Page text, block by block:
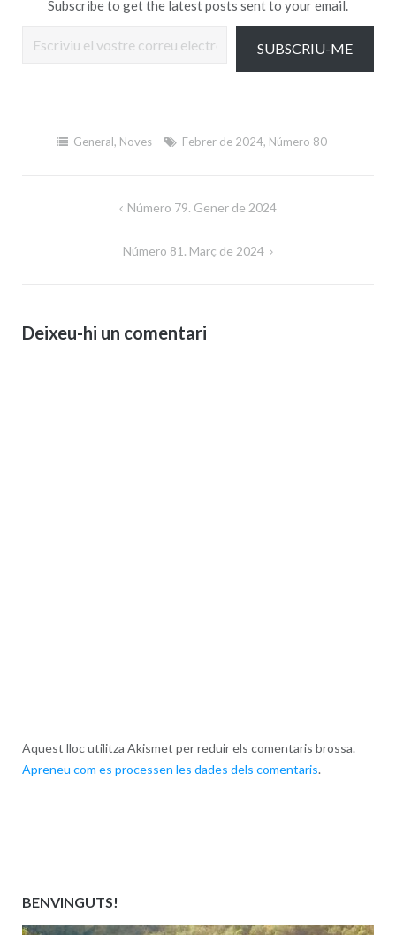
Subscribe to get the latest posts sent to your email.
SUBSCRIU-ME
General, Noves Febrer de 2024, Número 80
Número 79. Gener de 2024
Número 81. Març de 2024
Deixeu-hi un comentari
Aquest lloc utilitza Akismet per reduir els comentaris brossa.
Apreneu com es processen les dades dels comentaris.
BENVINGUTS!